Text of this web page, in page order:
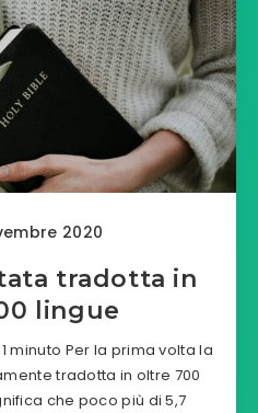
2020
tradotta in
lingue
minuto Per la prima volta la
tradotta in oltre 700
che poco più di 5,7